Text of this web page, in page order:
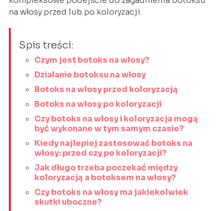
na włosy przed lub po koloryzacji.
Spis treści:
Czym jest botoks na włosy?
Działanie botoksu na włosy
Botoks na włosy przed koloryzacją
Botoks na włosy po koloryzacji
Czy botoks na włosy i koloryzacja mogą
być wykonane w tym samym czasie?
Kiedy najlepiej zastosować botoks na
włosy: przed czy po koloryzacji?
Jak długo trzeba poczekać między
koloryzacją a botoksem na włosy?
Czy botoks na włosy ma jakiekolwiek
skutki uboczne?